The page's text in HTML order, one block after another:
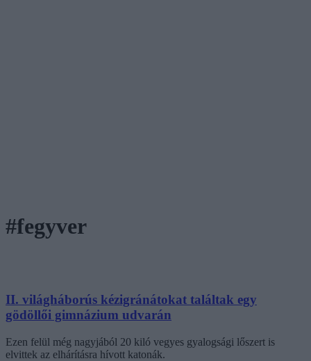
#fegyver
II. világháborús kézigránátokat találtak egy
gödöllői gimnázium udvarán
Ezen felül még nagyjából 20 kiló vegyes gyalogsági lőszert is
elvittek az elhárításra hívott katonák.